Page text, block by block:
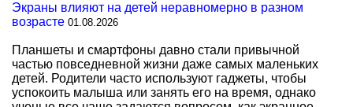
Экраны влияют на детей неравномерно в разном
возрасте 01.08.2026
Планшеты и смартфоны давно стали привычной
частью повседневной жизни даже самых маленьких
детей. Родители часто используют гаджеты, чтобы
успокоить малыша или занять его на время, однако